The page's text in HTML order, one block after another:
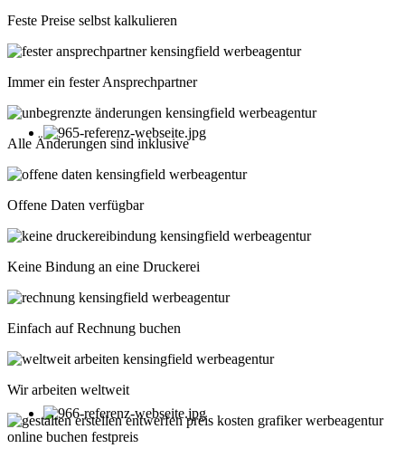
Feste Preise selbst kalkulieren
Immer ein fester Ansprechpartner
Alle Änderungen sind inklusive
Offene Daten verfügbar
Keine Bindung an eine Druckerei
Einfach auf Rechnung buchen
Wir arbeiten weltweit